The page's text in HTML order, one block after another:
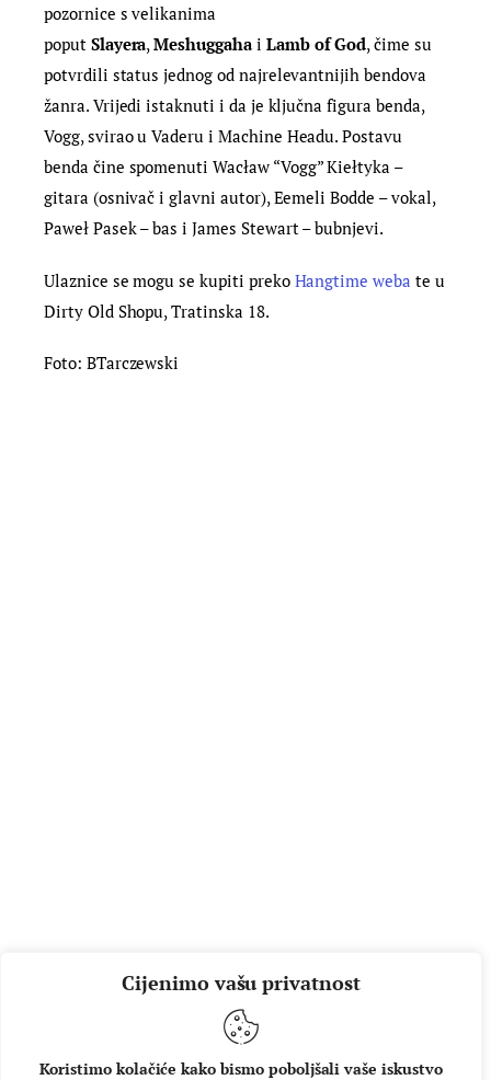
Cijenimo vašu privatnost
Koristimo kolačiće kako bismo poboljšali vaše iskustvo
pozornice s velikanima
poput Slayera,Meshuggahai Lamb of God, čime su
potvrdili status jednog od najrelevantnijih bendova
žanra. Vrijedi istaknuti i da je ključna figura benda,
Vogg, svirao u Vaderu i Machine Headu. Postavu
benda čine spomenuti Wacław “Vogg” Kiełtyka –
gitara (osnivač i glavni autor), Eemeli Bodde – vokal,
Paweł Pasek – bas i James Stewart – bubnjevi.
Ulaznice se mogu se kupiti preko Hangtime weba te u
Dirty Old Shopu, Tratinska 18.
Foto: BTarczewski